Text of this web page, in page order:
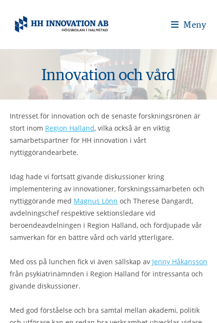
Meny
Innovation och vård
Intresset för innovation och de senaste forskningsrönen är
stort inom Region Halland, vilka också är en viktig
samarbetspartner för HH innovation i vårt
nyttiggörandearbete.
Idag hade vi fortsatt givande diskussioner kring
implementering av innovationer, forskningssamarbeten och
nyttiggörande med Magnus Lönn och Therese Dangardt,
avdelningschef respektive sektionsledare vid
beroendeavdelningen i Region Halland, och fördjupade vår
samverkan för en bättre vård och värld ytterligare.
Med oss på lunchen fick vi även sällskap av Jenny Håkansson
från psykiatrinämnden i Region Halland för intressanta och
givande diskussioner.
Med god förståelse och bra samtal mellan akademi, politik